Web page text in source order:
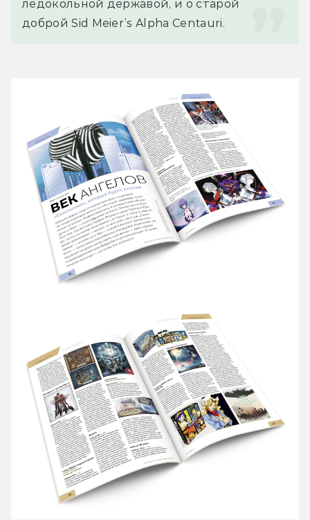
ледокольной державой, и о старой
доброй Sid Meier’s Alpha Centauri.